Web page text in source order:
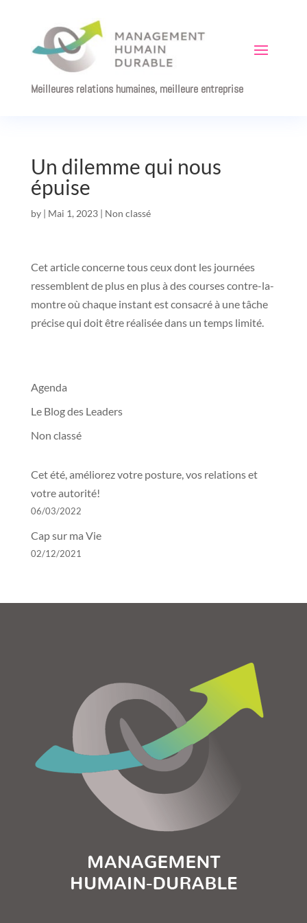
Meilleures relations humaines, meilleure entreprise
Un dilemme qui nous
épuise
by | Mai 1, 2023| Non classé
Cet article concerne tous ceux dont les journées
ressemblent de plus en plus à des courses contre-la-
montre où chaque instant est consacré à une tâche
précise qui doit être réalisée dans un temps limité.
Agenda
Le Blog des Leaders
Non classé
Cet été, améliorez votre posture, vos relations et
votre autorité!
06/03/2022
Cap sur ma Vie
02/12/2021